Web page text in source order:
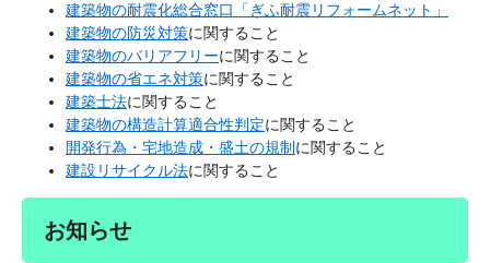
建築物の耐震化総合窓口「ぎふ耐震リフォームネット」
建築物の防災対策に関すること
建築物のバリアフリーに関すること
建築物の省エネ対策に関すること
建築士法に関すること
建築物の構造計算適合性判定に関すること
開発行為・宅地造成・盛土の規制 に関すること
建設リサイクル法に関すること
お知らせ